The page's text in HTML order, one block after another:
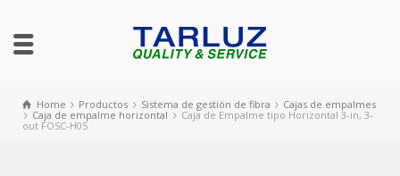
Home Productos Sistema de gestión de fibra
Cajas de empalmes
Caja de empalme horizontal
Caja de Empalme tipo Horizontal 3-in, 3-
out FOSC-H05